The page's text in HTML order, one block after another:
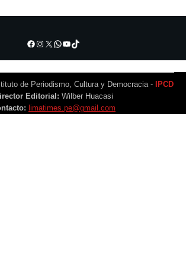
Facebook
Instagram
X WhatsApp
YouTube
TikTok
de Periodismo, Cultura y Democracia - IPCD
Editorial: Wilber Huacasi
limatimes.pe@gmail.com